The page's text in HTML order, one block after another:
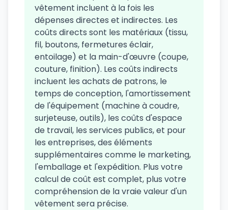
vêtement incluent à la fois les
dépenses directes et indirectes. Les
coûts directs sont les matériaux (tissu,
fil, boutons, fermetures éclair,
entoilage) et la main-d'œuvre (coupe,
couture, finition). Les coûts indirects
incluent les achats de patrons, le
temps de conception, l'amortissement
de l'équipement (machine à coudre,
surjeteuse, outils), les coûts d'espace
de travail, les services publics, et pour
les entreprises, des éléments
supplémentaires comme le marketing,
l'emballage et l'expédition. Plus votre
calcul de coût est complet, plus votre
compréhension de la vraie valeur d'un
vêtement sera précise.